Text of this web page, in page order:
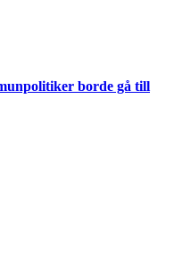
borde gå till